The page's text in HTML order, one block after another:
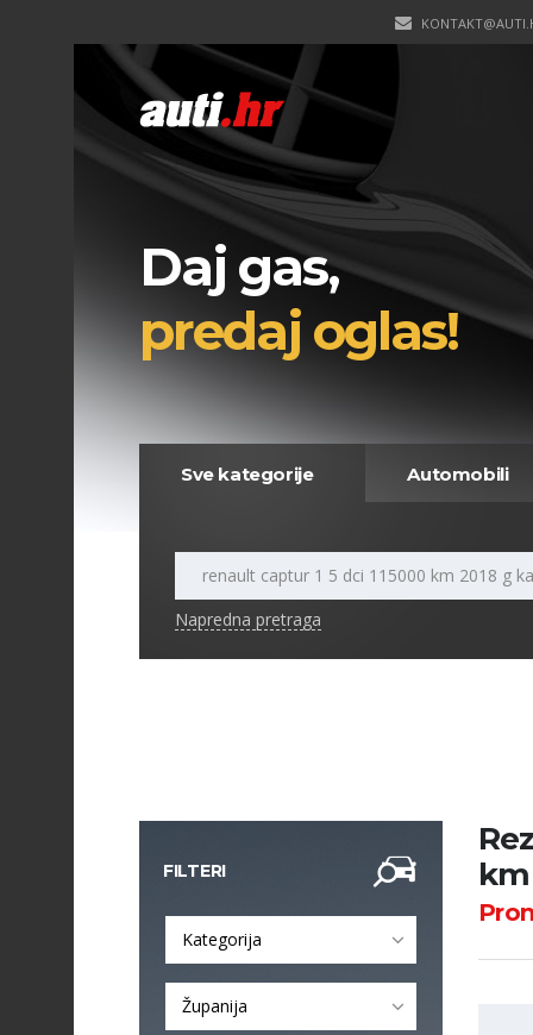
Daj gas,
predaj oglas!
Sve kategorije Automobili
Napredna pretraga
FILTERI
Kategorija
Županija
km